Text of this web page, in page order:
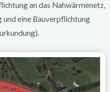
an das Nahwärmenetz,
und eine Bauverpflichtung